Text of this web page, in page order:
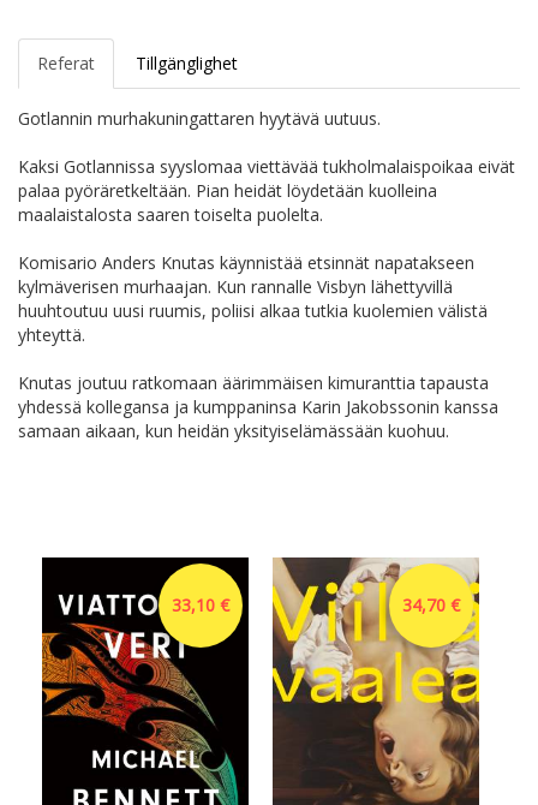
Referat Tillgänglighet
Gotlannin murhakuningattaren hyytävä uutuus.
Kaksi Gotlannissa syyslomaa viettävää tukholmalaispoikaa eivät
palaa pyöräretkeltään. Pian heidät löydetään kuolleina
maalaistalosta saaren toiselta puolelta.
Komisario Anders Knutas käynnistää etsinnät napatakseen
kylmäverisen murhaajan. Kun rannalle Visbyn lähettyvillä
huuhtoutuu uusi ruumis, poliisi alkaa tutkia kuolemien välistä
yhteyttä.
Knutas joutuu ratkomaan äärimmäisen kimuranttia tapausta
yhdessä kollegansa ja kumppaninsa Karin Jakobssonin kanssa
samaan aikaan, kun heidän yksityiselämässään kuohuu.
33,10 € 34,70 €